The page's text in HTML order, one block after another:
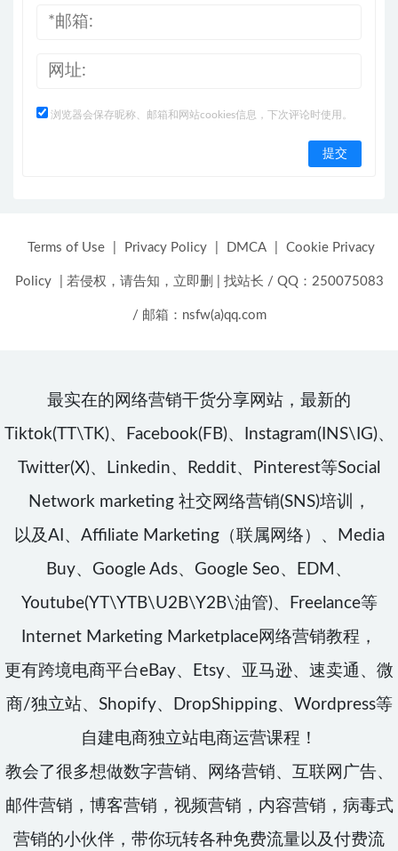
浏览器会保存昵称、邮箱和网站cookies信息，下次评论时使用。
Terms of Use Privacy Policy DMCA Cookie Privacy
Policy 若侵权，请告知，立即删 找站长 / QQ：250075083
/ 邮箱：nsfw(a)qq.com
最实在的网络营销干货分享网站，最新的
Tiktok(TT\TK)、Facebook(FB)、Instagram(INS\IG)、
Twitter(X)、Linkedin、Reddit、Pinterest等Social
Network marketing 社交网络营销(SNS)培训，
以及AI、Affiliate Marketing（联属网络）、Media
Buy、Google Ads、Google Seo、EDM、
Youtube(YT\YTB\U2B\Y2B\油管)、Freelance等
Internet Marketing Marketplace网络营销教程，
更有跨境电商平台eBay、Etsy、亚马逊、速卖通、微
商/独立站、Shopify、DropShipping、Wordpress等
自建电商独立站电商运营课程！
教会了很多想做数字营销、网络营销、互联网广告、
邮件营销，博客营销，视频营销，内容营销，病毒式
营销的小伙伴，带你玩转各种免费流量以及付费流